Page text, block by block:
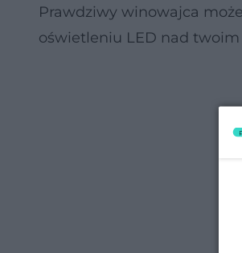
Prawdziwy winowajca
oświetleniu LED nad